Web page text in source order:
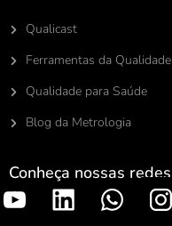
Qualicast
Ferramentas da Qualidade
Qualidade para Saúde
Blog da Metrologia
Conheça nossas redes